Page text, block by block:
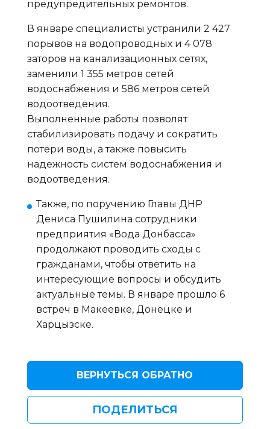
предупредительных ремонтов.
В январе специалисты устранили 2 427
порывов на водопроводных и 4 078
заторов на канализационных сетях,
заменили 1 355 метров сетей
водоснабжения и 586 метров сетей
водоотведения.
Выполненные работы позволят
стабилизировать подачу и сократить
потери воды, а также повысить
надежность систем водоснабжения и
водоотведения.
Также, по поручению Главы ДНР
Дениса Пушилина сотрудники
предприятия «Вода Донбасса»
продолжают проводить сходы с
гражданами, чтобы ответить на
интересующие вопросы и обсудить
актуальные темы. В январе прошло 6
встреч в Макеевке, Донецке и
Харцызске.
ВЕРНУТЬСЯ ОБРАТНО
ПОДЕЛИТЬСЯ